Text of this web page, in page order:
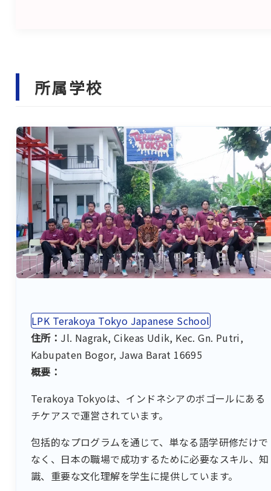
所属学校
LPK Terakoya Tokyo Japanese School
住所： Jl. Nagrak, Cikeas Udik, Kec. Gn. Putri,
Kabupaten Bogor, Jawa Barat 16695
概要：
Terakoya Tokyoは、インドネシアのボゴールにある
チケアスで運営されています。
包括的なプログラムを通じて、単なる語学研修だけで
なく、日本の職場で成功するために必要なスキル、知
識、重要な文化理解を学生に提供しています。